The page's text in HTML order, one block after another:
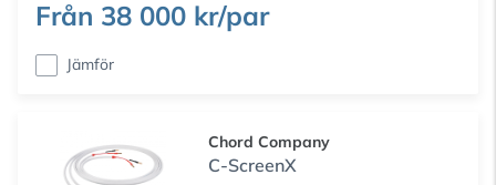
Från 38 000 kr/par
Jämför
Chord Company
C-ScreenX